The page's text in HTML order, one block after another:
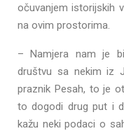
očuvanjem istorijskih
na ovim prostorima.
– Namjera nam je
društvu sa nekim iz
praznik Pesah, to je
to dogodi drug put i
kažu neki podaci o